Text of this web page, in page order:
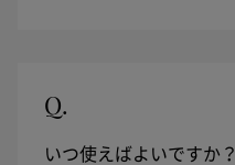
Q.
いつ使えばよいですか？